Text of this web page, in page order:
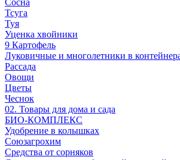
Сосна
Тсуга
Туя
Уценка хвойники
9 Картофель
Луковичные и многолетники в
Рассада
Овощи
Цветы
Чеснок
02. Товары для дома и сада
БИО-КОМПЛЕКС
Удобрение в колышках
Союзагрохим
Средства от сорняков